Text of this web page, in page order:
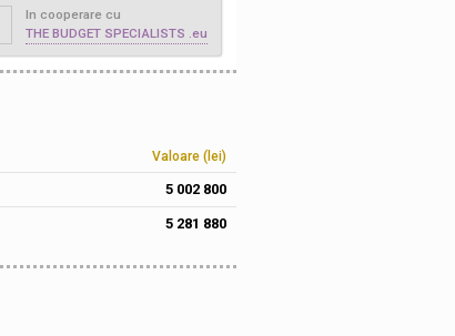
In cooperare cu
THE BUDGET SPECIALISTS .eu
Valoare (lei)
5 002 800
5 281 880